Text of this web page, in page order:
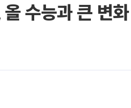
수능과 큰 변